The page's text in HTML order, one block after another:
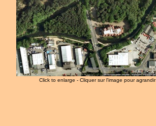
Click to enlarge - Cliquer sur l'image pour agrandir